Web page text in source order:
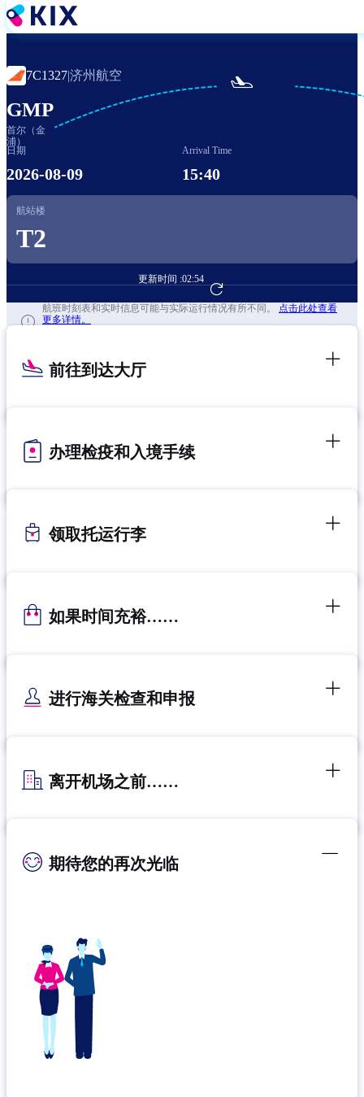
跳
转
主
要
容
7C1327|济州航空
GMP
首尔（金
浦）

日期
2026-08-09
Arrival Time
15:40
航站楼
T2
更新时间 :02:54
前往航班预订
航班时刻表和实时信息可能与实际运行情况有所不同。 点击此处查看
更多详情。
前往到达大厅
办理检疫和入境手续
领取托运行李
如果时间充裕……
进行海关检查和申报
离开机场之前……
期待您的再次光临